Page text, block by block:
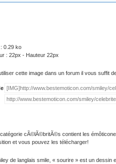
0.29 ko
: 22px - Hauteur 22px
cette image dans un forum il vous suffit
cÃ©lÃ©britÃ©s contient les
et vous pouvez les télécharger!
de langlais smile, « sourire » est un